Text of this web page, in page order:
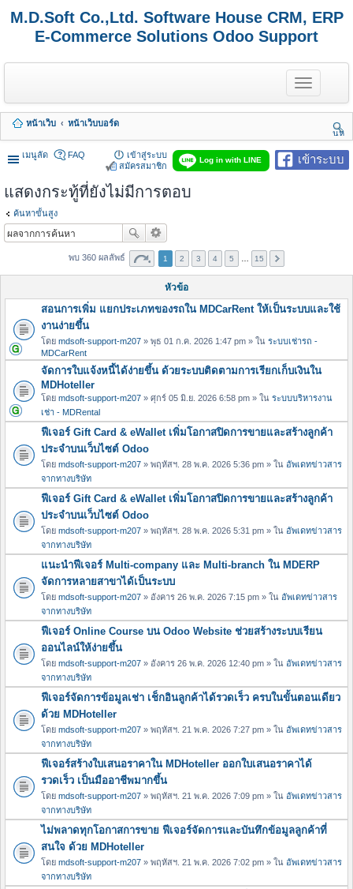
M.D.Soft Co.,Ltd. Software House CRM, ERP
E-Commerce Solutions Odoo Support
T
o
g
e
n
a
หน้าเว็บ
หน้าเว็บบอร์ด
นห
า
เมนูลัด
เข้าระบบ
Log in with LINE
FAQ
เข้าสู่ระบบ
สมัครสมาชิก
แสดงกระทู้ที่ยังไม่มีการตอบ
ค้นหาขั้นสูง
พบ 360 ผลลัพธ์ 1 2 3 4 5 15
หัวข้อ
สอนการเพิ่ม แยกประเภทของรถใน MDCarRent ให้เป็นระบบและใช้
งานง่ายขึ้น
โดย mdsoft-support-m207 » พุธ 01 ก.ค. 2026 1:47 pm » ใน ระบบเช่ารถ -
MDCarRent
จัดการใบแจ้งหนี้ได้ง่ายขึ้น ด้วยระบบติดตามการเรียกเก็บเงินใน
MDHoteller
โดย mdsoft-support-m207 » ศุกร์ 05 มิ.ย. 2026 6:58 pm » ใน ระบบบริหารงาน
เช่า - MDRental
ฟีเจอร์ Gift Card & eWallet เพิ่มโอกาสปิดการขายและสร้างลูกค้า
ประจำบนเว็บไซต์ Odoo
โดย mdsoft-support-m207 » พฤหัสฯ. 28 พ.ค. 2026 5:36 pm » ใน อัพเดทข่าวสาร
จากทางบริษัท
ฟีเจอร์ Gift Card & eWallet เพิ่มโอกาสปิดการขายและสร้างลูกค้า
ประจำบนเว็บไซต์ Odoo
โดย mdsoft-support-m207 » พฤหัสฯ. 28 พ.ค. 2026 5:31 pm » ใน อัพเดทข่าวสาร
จากทางบริษัท
แนะนำฟีเจอร์ Multi-company และ Multi-branch ใน MDERP
จัดการหลายสาขาได้เป็นระบบ
โดย mdsoft-support-m207 » อังคาร 26 พ.ค. 2026 7:15 pm » ใน อัพเดทข่าวสาร
จากทางบริษัท
ฟีเจอร์ Online Course บน Odoo Website ช่วยสร้างระบบเรียน
ออนไลน์ให้ง่ายขึ้น
โดย mdsoft-support-m207 » อังคาร 26 พ.ค. 2026 12:40 pm » ใน อัพเดทข่าวสาร
จากทางบริษัท
ฟีเจอร์จัดการข้อมูลเช่า เช็กอินลูกค้าได้รวดเร็ว ครบในขั้นตอนเดียว
ด้วย MDHoteller
โดย mdsoft-support-m207 » พฤหัสฯ. 21 พ.ค. 2026 7:27 pm » ใน อัพเดทข่าวสาร
จากทางบริษัท
ฟีเจอร์สร้างใบเสนอราคาใน MDHoteller ออกใบเสนอราคาได้
รวดเร็ว เป็นมืออาชีพมากขึ้น
โดย mdsoft-support-m207 » พฤหัสฯ. 21 พ.ค. 2026 7:09 pm » ใน อัพเดทข่าวสาร
จากทางบริษัท
ไม่พลาดทุกโอกาสการขาย ฟีเจอร์จัดการและบันทึกข้อมูลลูกค้าที่
สนใจ ด้วย MDHoteller
โดย mdsoft-support-m207 » พฤหัสฯ. 21 พ.ค. 2026 7:02 pm » ใน อัพเดทข่าวสาร
จากทางบริษัท